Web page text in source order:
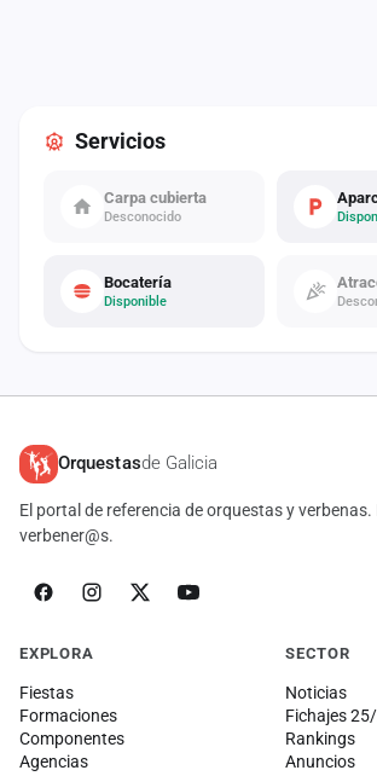
Servicios
Carpa cubierta
Desconocido
Bocatería
Disponible
Orquestasde Galicia
El portal de referencia de orquestas y
verbener@s.
EXPLORA
Fiestas
Formaciones
Componentes
Agencias
SECTOR
Noticias
Fichajes
Rankings
Anuncios